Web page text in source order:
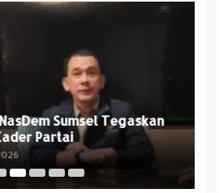
Sumsel Tegaskan
Partai